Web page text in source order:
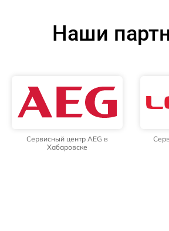
Наши
Сервисный центр AEG в
Хабаровске